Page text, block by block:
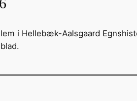
i Hellebæk-Aalsgaard